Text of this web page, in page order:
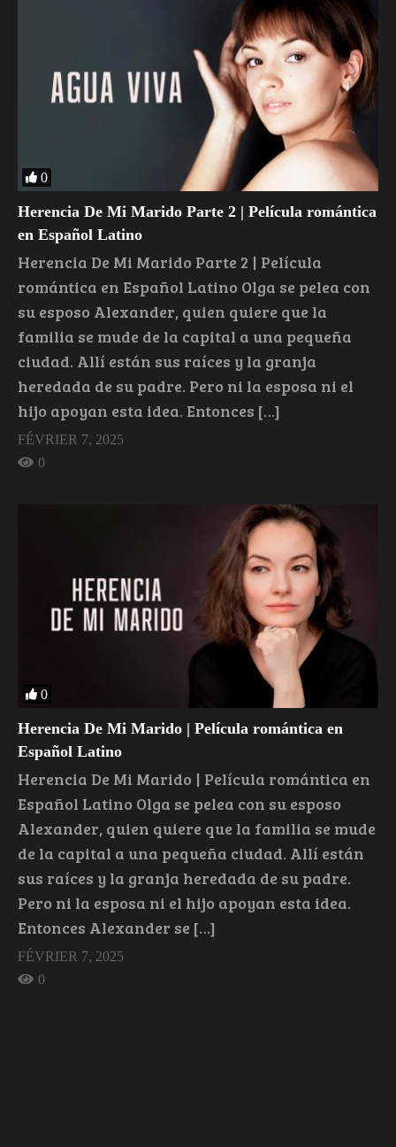
0
Herencia De Mi Marido Parte 2 | Película romántica
en Español Latino
Herencia De Mi Marido Parte 2 | Película
romántica en Español Latino Olga se pelea con
su esposo Alexander, quien quiere que la
familia se mude de la capital a una pequeña
ciudad. Allí están sus raíces y la granja
heredada de su padre. Pero ni la esposa ni el
hijo apoyan esta idea. Entonces […]
FÉVRIER 7, 2025
0
0
Herencia De Mi Marido | Película romántica en
Español Latino
Herencia De Mi Marido | Película romántica en
Español Latino Olga se pelea con su esposo
Alexander, quien quiere que la familia se mude
de la capital a una pequeña ciudad. Allí están
sus raíces y la granja heredada de su padre.
Pero ni la esposa ni el hijo apoyan esta idea.
Entonces Alexander se […]
FÉVRIER 7, 2025
0